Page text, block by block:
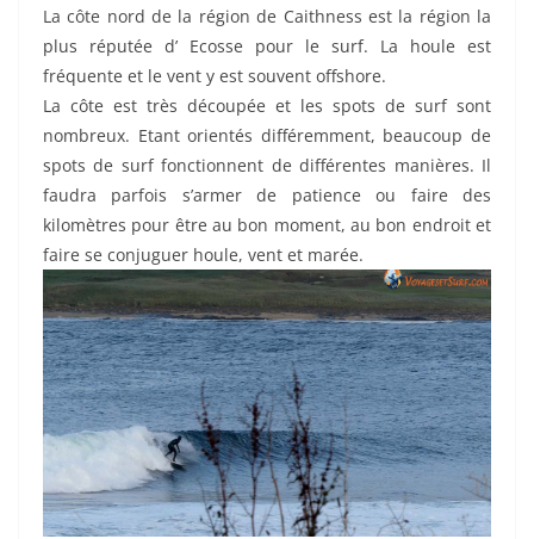
La côte nord de la région de Caithness est la région la
plus réputée d’ Ecosse pour le surf. La houle est
fréquente et le vent y est souvent offshore.
La côte est très découpée et les spots de surf sont
nombreux. Etant orientés différemment, beaucoup de
spots de surf fonctionnent de différentes manières. Il
faudra parfois s’armer de patience ou faire des
kilomètres pour être au bon moment, au bon endroit et
faire se conjuguer houle, vent et marée.